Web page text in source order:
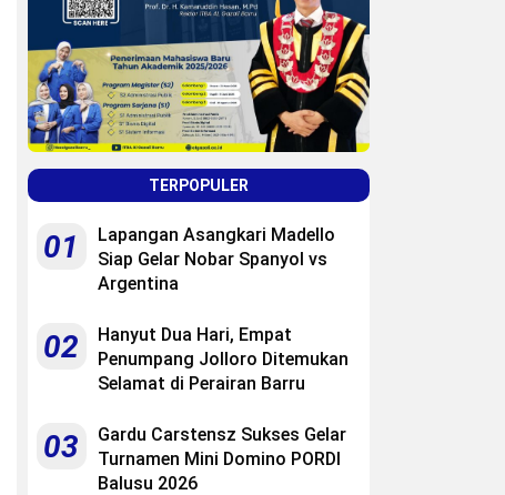
TERPOPULER
01
Lapangan Asangkari Madello
Siap Gelar Nobar Spanyol vs
Argentina
02
Hanyut Dua Hari, Empat
Penumpang Jolloro Ditemukan
Selamat di Perairan Barru
03
Gardu Carstensz Sukses Gelar
Turnamen Mini Domino PORDI
Balusu 2026